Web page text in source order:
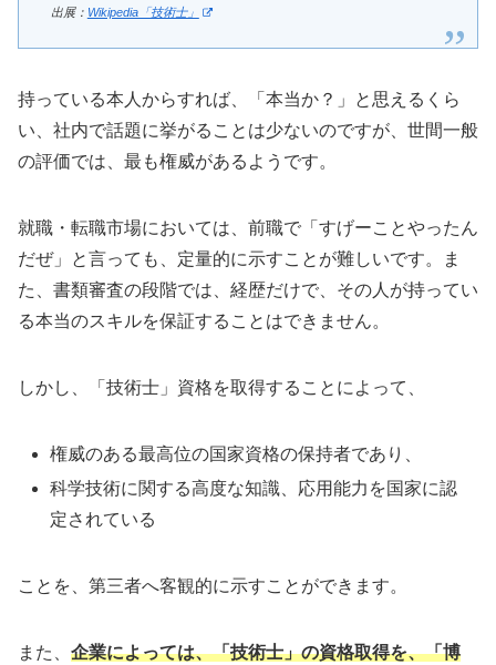
出展： Wikipedia「技術士」
持っている本人からすれば、「本当か？」と思えるくら
い、社内で話題に挙がることは少ないのですが、世間一般
の評価では、最も権威があるようです。
就職・転職市場においては、前職で「すげーことやったん
だぜ」と言っても、定量的に示すことが難しいです。ま
た、書類審査の段階では、経歴だけで、その人が持ってい
る本当のスキルを保証することはできません。
しかし、「技術士」資格を取得することによって、
権威のある最高位の国家資格の保持者であり、
科学技術に関する高度な知識、応用能力を国家に認
定されている
ことを、第三者へ客観的に示すことができます。
また、 企業によっては、「技術士」の資格取得を、「博